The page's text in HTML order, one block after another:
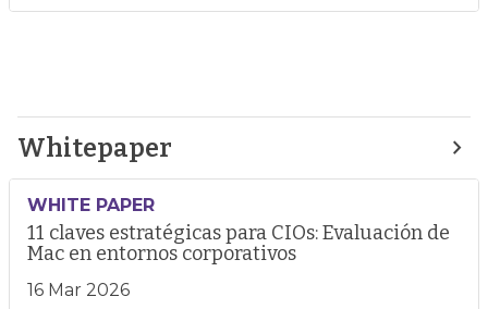
Whitepaper
WHITE PAPER
11 claves estratégicas para CIOs: Evaluación de
Mac en entornos corporativos
16 Mar 2026